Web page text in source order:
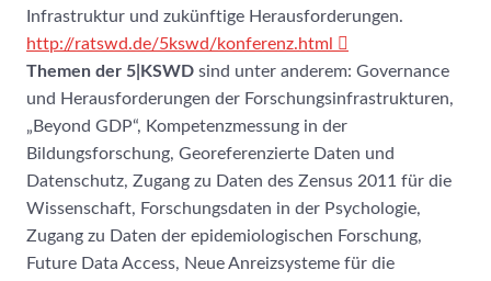
Infrastruktur und zukünftige Herausforderungen.
http://ratswd.de/5kswd/konferenz.html
Themen der 5|KSWD sind unter anderem: Governance
und Herausforderungen der Forschungsinfrastrukturen,
„Beyond GDP“, Kompetenzmessung in der
Bildungsforschung, Georeferenzierte Daten und
Datenschutz, Zugang zu Daten des Zensus 2011 für die
Wissenschaft, Forschungsdaten in der Psychologie,
Zugang zu Daten der epidemiologischen Forschung,
Future Data Access, Neue Anreizsysteme für die